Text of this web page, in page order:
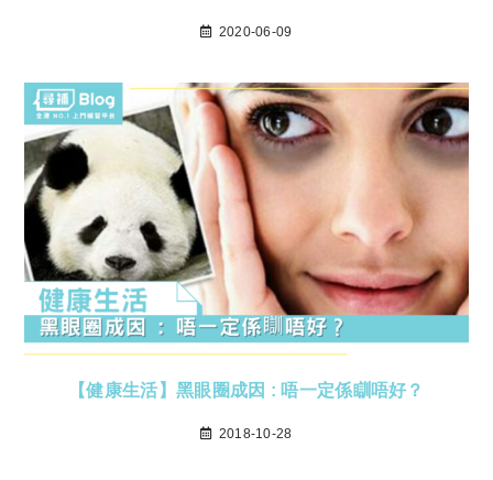
2020-06-09
【健康生活】黑眼圈成因 : 唔一定係瞓唔好？
2018-10-28